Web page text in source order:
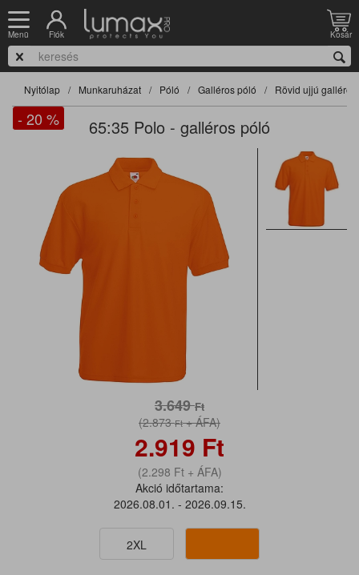
Menü Fiók Kosár
Nyitólap Munkaruházat Póló Galléros póló Rövid ujjú
65:35 Polo - galléros póló
- 20 %
3.649Ft
(2.873Ft+ ÁFA)
2.919 Ft
(2.298 Ft+ ÁFA)
Akció időtartama:
2026.08.01. - 2026.09.15.
2XL